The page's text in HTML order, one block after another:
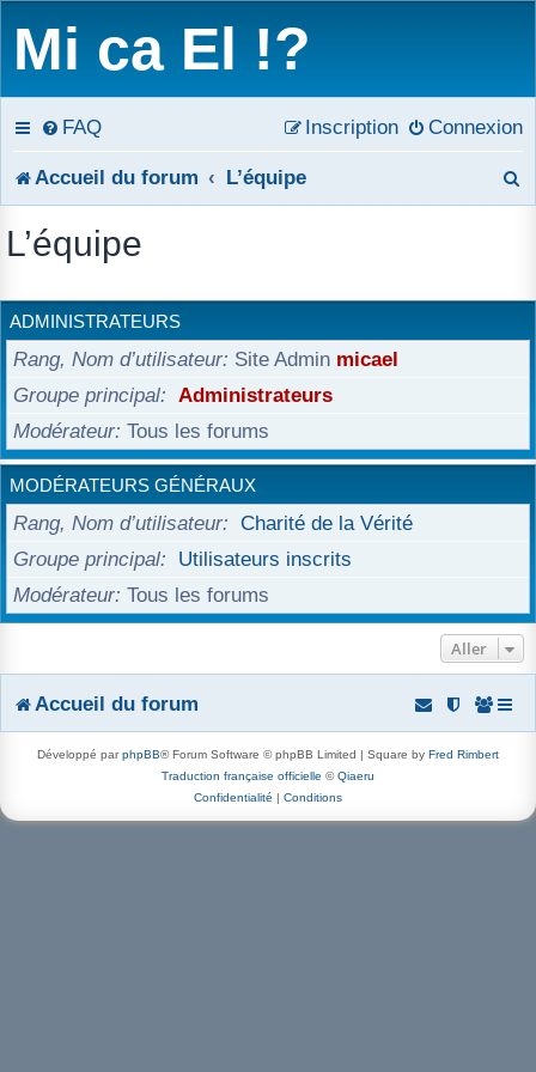
Mi ca El !?
FAQ Connexion
Inscription
Accueil du forum L’équipe
h
e
L’équipe
ADMINISTRATEURS
Rang, Nom d’utilisateur Site Admin micael
Groupe principal
Administrateurs
Modérateur Tous les forums
MODÉRATEURS GÉNÉRAUX
Rang, Nom d’utilisateur
Charité de la Vérité
Groupe principal
Utilisateurs inscrits
Modérateur Tous les forums
Aller
Accueil du forum
Développé parphpBB® Forum Software © phpBB Limited | Square by Fred Rimbert
Traduction française officielle ©Qiaeru
Confidentialité | Conditions